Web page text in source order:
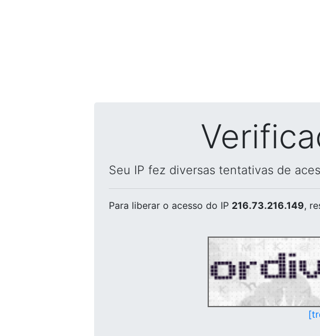
Seu IP fez diversas tentativas de
Para liberar o acesso do IP 216.73.216.149,